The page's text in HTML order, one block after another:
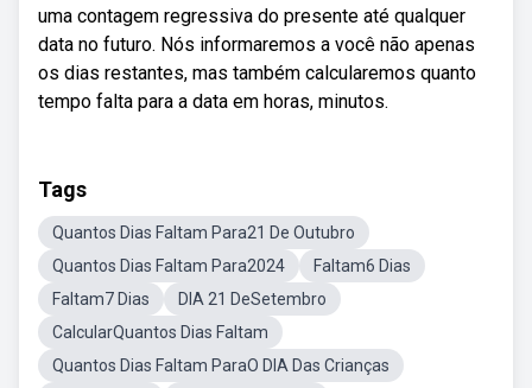
uma contagem regressiva do presente até qualquer
data no futuro. Nós informaremos a você não apenas
os dias restantes, mas também calcularemos quanto
tempo falta para a data em horas, minutos.
Tags
Quantos Dias Faltam Para21 De Outubro
Quantos Dias Faltam Para2024
Faltam6 Dias
Faltam7 Dias
DIA 21 DeSetembro
CalcularQuantos Dias Faltam
Quantos Dias Faltam ParaO DIA Das Crianças